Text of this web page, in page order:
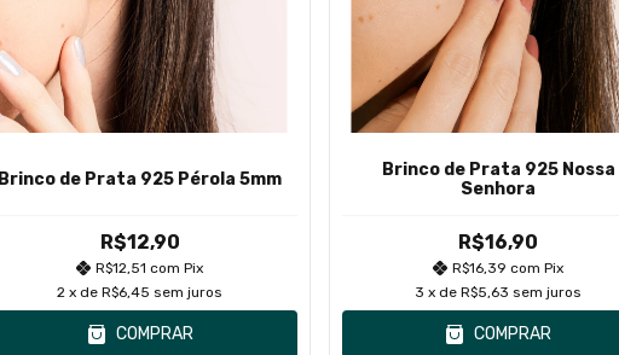
Brinco de Prata 925 Pérola 5mm
R$12,90
R$12,51com Pix
2 x deR$6,45 sem juros
COMPRAR
Brinco de Prata 925 Nossa
Senhora
R$16,90
R$16,39com Pix
3 x deR$5,63 sem juros
COMPRAR